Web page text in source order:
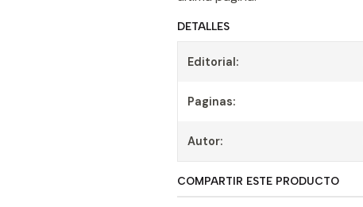
DETALLES
Editorial:
Paginas:
Autor:
COMPARTIR ESTE PRODUCTO